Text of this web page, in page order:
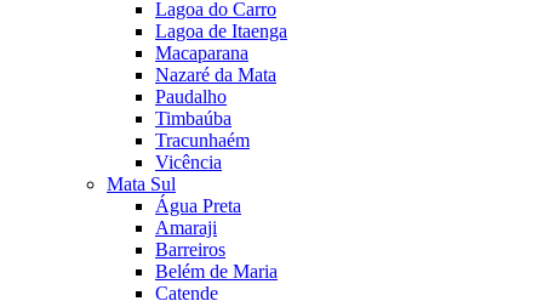
Lagoa do Carro
Lagoa de Itaenga
Macaparana
Nazaré da Mata
Paudalho
Timbaúba
Tracunhaém
Vicência
Mata Sul
Água Preta
Amaraji
Barreiros
Belém de Maria
Catende